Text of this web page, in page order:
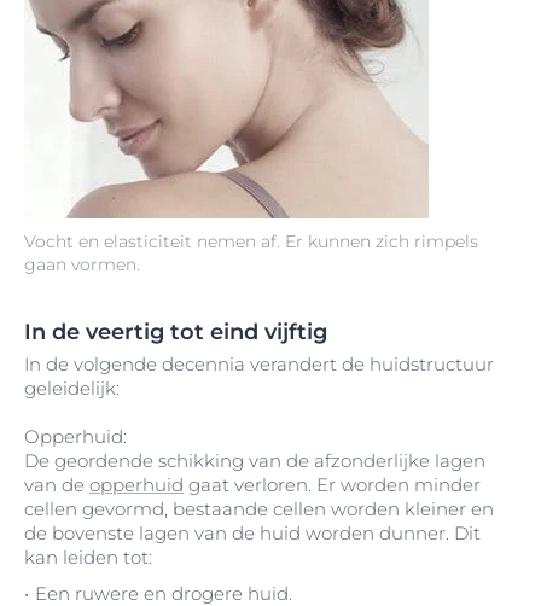
Vocht en elasticiteit nemen af. Er kunnen zich rimpels
gaan vormen.
In de veertig tot eind vijftig
In de volgende decennia verandert de huidstructuur
geleidelijk:
Opperhuid:
De geordende schikking van de afzonderlijke lagen
van de opperhuid gaat verloren. Er worden minder
cellen gevormd, bestaande cellen worden kleiner en
de bovenste lagen van de huid worden dunner. Dit
kan leiden tot:
Een ruwere en drogere huid.